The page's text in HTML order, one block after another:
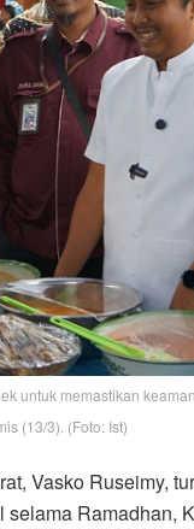
untuk memastikan
(13/3). (Foto: Ist)
Vasko Ruseimy,
Ramadhan,